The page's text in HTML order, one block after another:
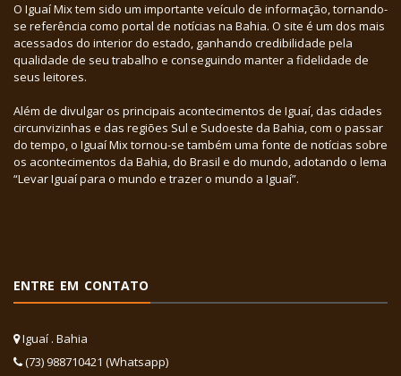
O Iguaí Mix tem sido um importante veículo de informação, tornando-
se referência como portal de notícias na Bahia. O site é um dos mais
acessados do interior do estado, ganhando credibilidade pela
qualidade de seu trabalho e conseguindo manter a fidelidade de
seus leitores.
Além de divulgar os principais acontecimentos de Iguaí, das cidades
circunvizinhas e das regiões Sul e Sudoeste da Bahia, com o passar
do tempo, o Iguaí Mix tornou-se também uma fonte de notícias sobre
os acontecimentos da Bahia, do Brasil e do mundo, adotando o lema
“Levar Iguaí para o mundo e trazer o mundo a Iguaí”.
ENTRE EM CONTATO
Iguaí . Bahia
(73) 988710421 (Whatsapp)